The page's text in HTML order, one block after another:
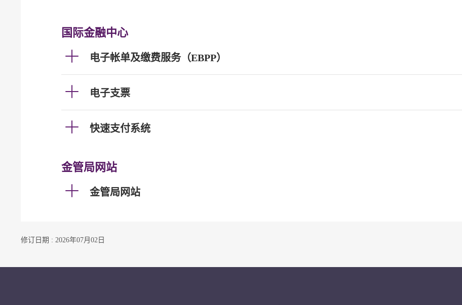
国际金融中心
电子帐单及缴费服务（EBPP）
电子支票
快速支付系统
金管局网站
金管局网站
修订日期 : 2026年07月02日